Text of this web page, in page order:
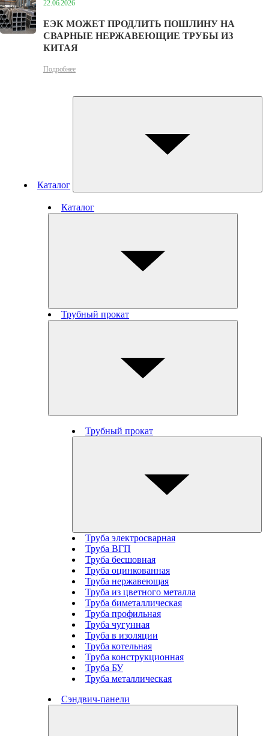
22.06.2026
ЕЭК МОЖЕТ ПРОДЛИТЬ ПОШЛИНУ НА
СВАРНЫЕ НЕРЖАВЕЮЩИЕ ТРУБЫ ИЗ
КИТАЯ
Подробнее
Каталог
Каталог
Трубный прокат
Трубный прокат
Труба электросварная
Труба ВГП
Труба бесшовная
Труба оцинкованная
Труба нержавеющая
Труба из цветного металла
Труба биметаллическая
Труба профильная
Труба чугунная
Труба в изоляции
Труба котельная
Труба конструкционная
Труба БУ
Труба металлическая
Сэндвич-панели